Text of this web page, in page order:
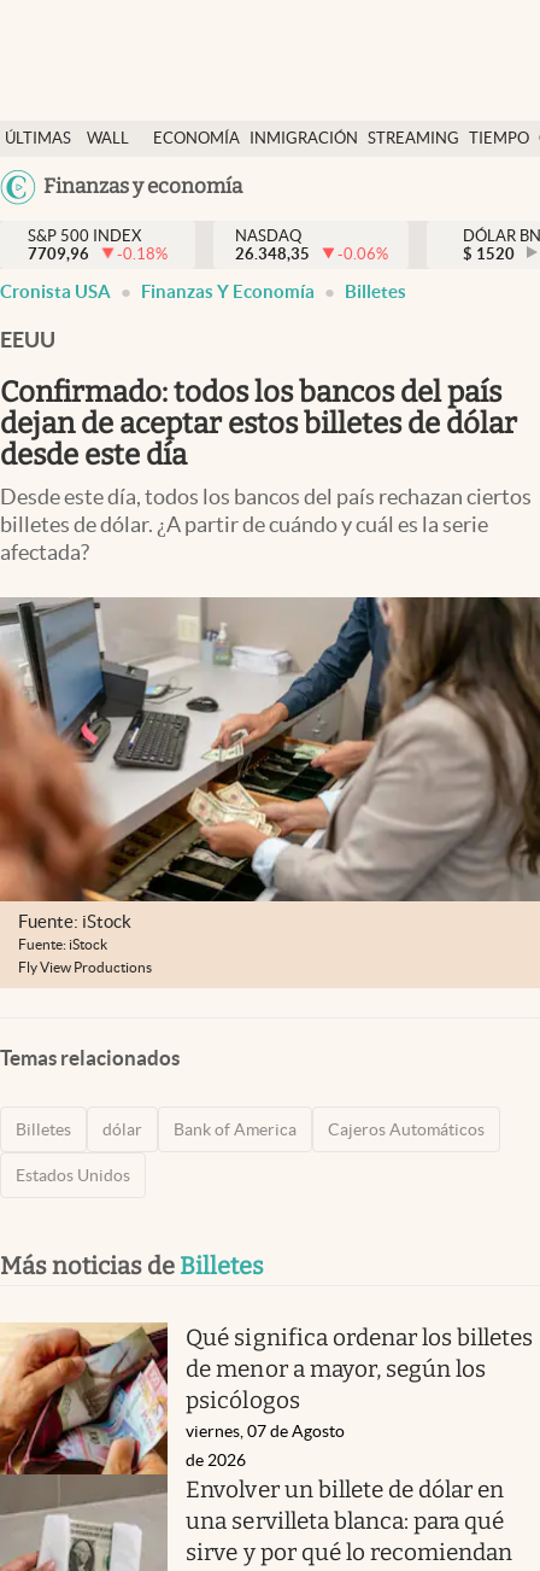
ÚLTIMAS
NOTICIAS
WALL
DÓLAR
ECONOMÍA INMIGRACIÓN STREAMING TIEMPO
México
Finanzas y economía
Finanzas y economía
Wall Street y dólar
Inmigración
Espiritual
Streaming
PC y mobile
Lifestyle
USA
S&P 500 INDEX
7709,96
-0.18%
NASDAQ
26.348,35
-0.06%
DÓLAR
$ 1520
Cronista USA Finanzas Y Economía Billetes
EEUU
Confirmado: todos los bancos del país
dejan de aceptar estos billetes de dólar
desde este día
Desde este día, todos los bancos del país rechazan ciertos
billetes de dólar. ¿A partir de cuándo y cuál es la serie
afectada?
Fuente: iStock
Fuente: iStock
Fly View Productions
Temas relacionados
Billetes dólar Bank of America Cajeros Automáticos
Estados Unidos
Más noticias de Billetes
Qué significa ordenar los billetes
de menor a mayor, según los
psicólogos
viernes, 07 de Agosto
de 2026
Envolver un billete de dólar en
una servilleta blanca: para qué
sirve y por qué lo recomiendan